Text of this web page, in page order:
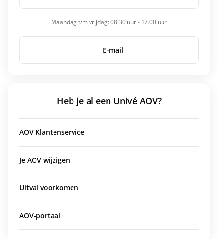
Maandag t/m vrijdag: 08.30 uur - 17.00 uur
E-mail
Heb je al een Univé AOV?
AOV Klantenservice
Je AOV wijzigen
Uitval voorkomen
AOV-portaal